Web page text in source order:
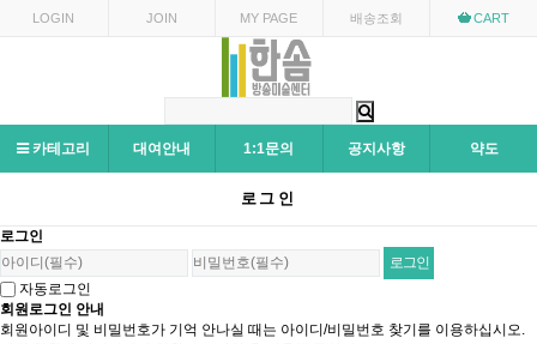
LOGIN JOIN MY PAGE 배송조회 CART
카테고리 대여안내 1:1문의 공지사항 약도
로그인
로그인
자동로그인
회원로그인 안내
회원아이디 및 비밀번호가 기억 안나실 때는 아이디/비밀번호 찾기를 이용하십시오.